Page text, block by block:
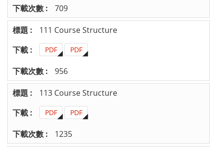
709
111 Course Structure
PDF PDF
956
113 Course Structure
PDF PDF
1235